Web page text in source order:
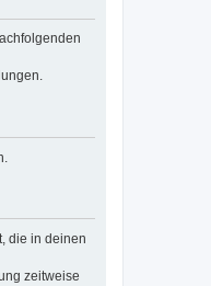
die in deinen
zeitweise